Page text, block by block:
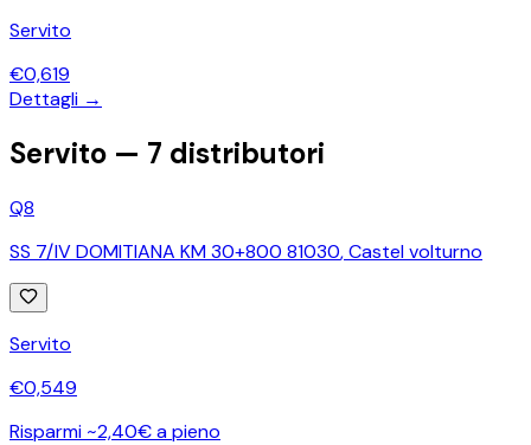
Servito
€0,619
Dettagli →
Servito — 7 distributori
Q8
SS 7/IV DOMITIANA KM 30+800 81030,Castel volturno
Servito
€0,549
Risparmi ~2,40€ a pieno